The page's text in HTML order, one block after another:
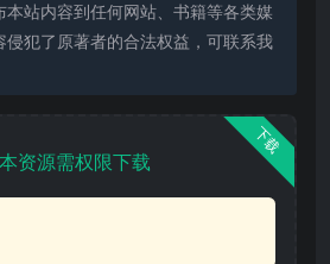
站内容到任何网站、书籍等各类媒
犯了原著者的合法权益，可联系我
下载
本资源需权限下载